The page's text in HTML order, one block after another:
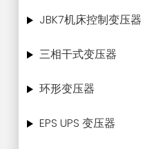
JBK7机床控制变压器
三相干式变压器
环形变压器
EPS UPS 变压器